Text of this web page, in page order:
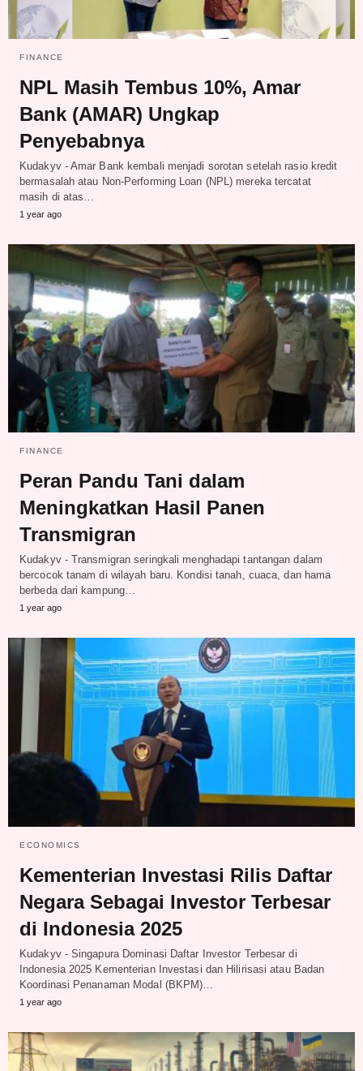
FINANCE
NPL Masih Tembus 10%, Amar
Bank (AMAR) Ungkap
Penyebabnya
Kudakyv - Amar Bank kembali menjadi sorotan setelah rasio kredit
bermasalah atau Non-Performing Loan (NPL) mereka tercatat
masih di atas…
1 year ago
FINANCE
Peran Pandu Tani dalam
Meningkatkan Hasil Panen
Transmigran
Kudakyv - Transmigran seringkali menghadapi tantangan dalam
bercocok tanam di wilayah baru. Kondisi tanah, cuaca, dan hama
berbeda dari kampung…
1 year ago
ECONOMICS
Kementerian Investasi Rilis Daftar
Negara Sebagai Investor Terbesar
di Indonesia 2025
Kudakyv - Singapura Dominasi Daftar Investor Terbesar di
Indonesia 2025 Kementerian Investasi dan Hilirisasi atau Badan
Koordinasi Penanaman Modal (BKPM)…
1 year ago